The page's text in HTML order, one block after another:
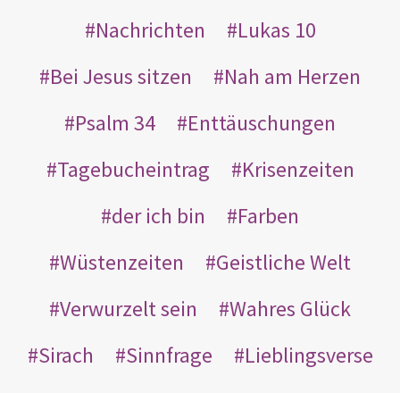
Nachrichten
Lukas 10
Bei Jesus sitzen
Nah am Herzen
Psalm 34
Enttäuschungen
Tagebucheintrag
Krisenzeiten
der ich bin
Farben
Wüstenzeiten
Geistliche Welt
Verwurzelt sein
Wahres Glück
Sirach
Sinnfrage
Lieblingsverse